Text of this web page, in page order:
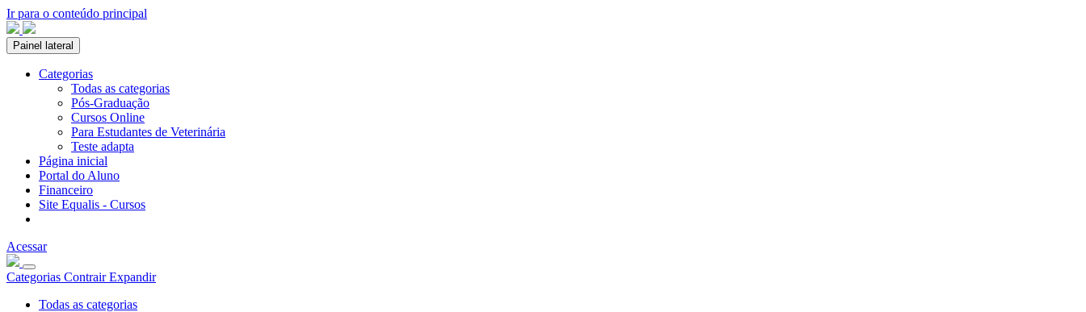
Ir para o conteúdo principal
Painel lateral
Categorias
Todas as categorias
Pós-Graduação
Cursos Online
Para Estudantes de Veterinária
Teste adapta
Página inicial
Portal do Aluno
Financeiro
Site Equalis - Cursos
Acessar
Categorias ContrairExpandir
Todas as categorias